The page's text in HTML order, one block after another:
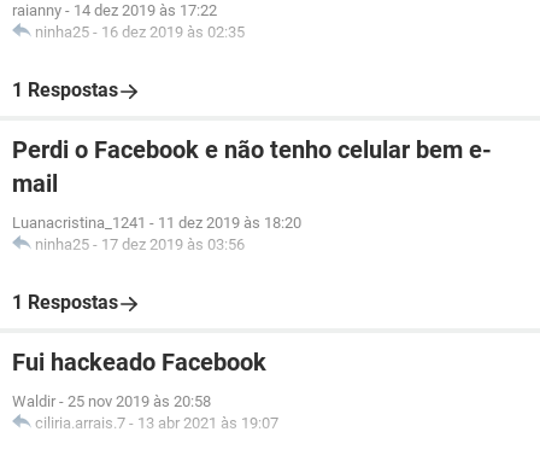
raianny - 14 dez 2019 às 17:22
ninha25 - 16 dez 2019 às 02:35
1 Respostas
Perdi o Facebook e não tenho celular bem e-
mail
Luanacristina_1241 - 11 dez 2019 às 18:20
ninha25 - 17 dez 2019 às 03:56
1 Respostas
Fui hackeado Facebook
Waldir - 25 nov 2019 às 20:58
ciliria.arrais.7 - 13 abr 2021 às 19:07